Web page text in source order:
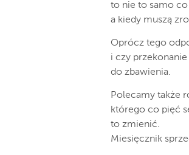
to nie to samo
a kiedy muszą
Oprócz tego
i czy
do zbawienia.
Polecamy także
którego co pięć
to zmienić.
Miesięcznik